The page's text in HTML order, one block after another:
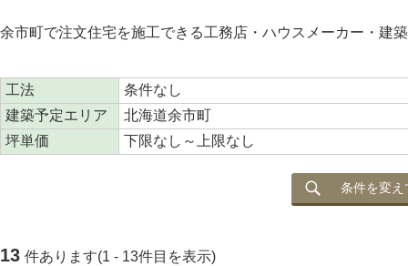
余市町で注文住宅を施工できる工務店・ハウスメーカー・建
工法
条件なし
建築予定エリア
北海道余市町
坪単価
下限なし～上限なし
条件を変え
13 件あります(1 - 13件目を表示)